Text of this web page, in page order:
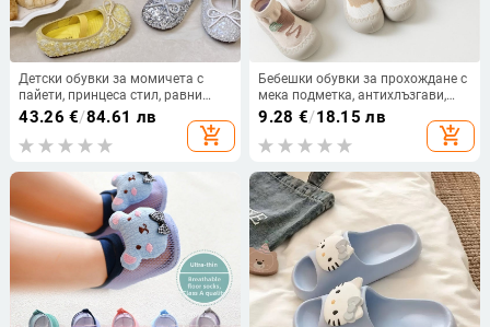
Детски обувки за момичета с
пайети, принцеса стил, равни
подметки и панделка — пролет
43.26 €/84.61 лв
add_shopping_cart
Бебешки обувки за прохождане с
мека подметка, антихлъзгави,
дишащи чорапени обувки за
вътрешно и външно ползване,
унисекс, за деца 12–36 месеца,
9.28 €/18.15 лв
add_shopping_cart